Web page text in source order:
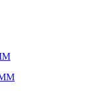
ММ